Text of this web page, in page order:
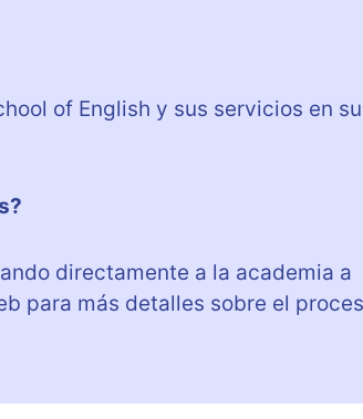
of English y sus servicios en su
directamente a la academia a
para más detalles sobre el